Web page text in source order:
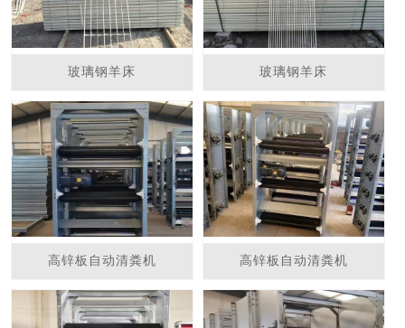
玻璃钢羊床 玻璃钢羊床
高锌板自动清粪机 高锌板自动清粪机